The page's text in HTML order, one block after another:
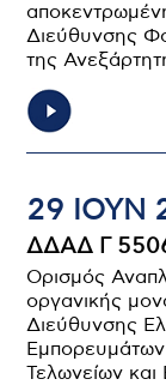
Διεύθυνσης
της
29 ΙΟΥΝ
ΔΔΑΔ Γ
Ορισμός
οργανικής
Διεύθυνσης
Τελωνείων